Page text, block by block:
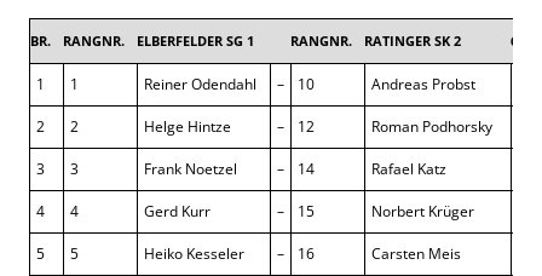
BR. RANGNR. ELBERFELDER SG 1 RANGNR. RATINGER SK 2 6 : 2
1 1 Reiner Odendahl – 10 Andreas Probst
2 2 Helge Hintze – 12 Roman Podhorsky
3 3 Frank Noetzel – 14 Rafael Katz
4 4 Gerd Kurr – 15 Norbert Krüger
5 5 Heiko Kesseler – 16 Carsten Meis